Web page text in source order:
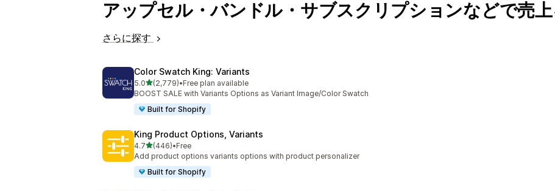
アップセル・バンドル・サブスクリプションなどで売
さらに探す
Color Swatch King: Variants
5.05つ星中
(2,779)
合計レビュー数：2779件
•Free plan available
BOOST SALE with Variants Options as Variant Image/Color Swatch
Built for Shopify
King Product Options, Variants
4.75つ星中
(446)
合計レビュー数：446件
•Free
Add product options variants options with product personalizer
Built for Shopify